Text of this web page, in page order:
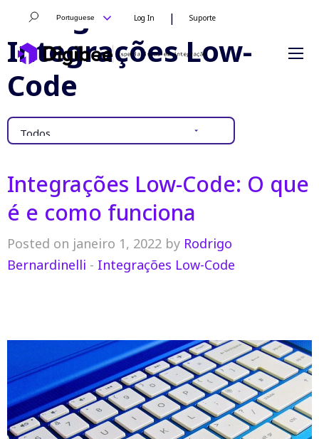
Portuguese Log In | Suporte
Categoria:
Integrações Low-
Code
Integrações Low-Code: O que
é e como funciona
Posted on janeiro 1, 2022 by Rodrigo
Bernardinelli - Integrações Low-Code